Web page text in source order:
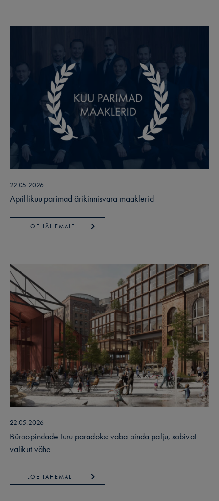
22.05.2026
Aprillikuu parimad ärikinnisvara maaklerid
LOE LÄHEMALT
22.05.2026
Büroopindade turu paradoks: vaba pinda palju, sobivat
valikut vähe
LOE LÄHEMALT